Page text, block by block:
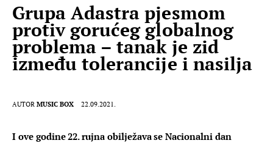
Grupa Adastra pjesmom
protiv gorućeg globalnog
problema – tanak je zid
između tolerancije i nasilja
AUTOR MUSIC BOX 22.09.2021.
I ove godine 22. rujna obilježava se Nacionalni dan